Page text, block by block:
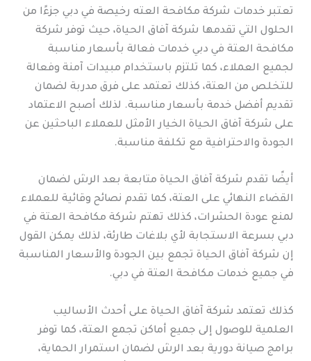
تعتبر خدمات شركة مكافحة العته رخيصة في دبي جزءًا من
الحلول التي تقدمها شركة آفاق الحياة، حيث توفر شركة
مكافحة العتة في دبي خدمات فعالة بأسعار مناسبة
لجميع العملاء، كما تلتزم باستخدام مبيدات آمنة وفعالة
للتخلص من العتة، كذلك تعتمد على فرق مدربة لضمان
تقديم أفضل خدمة بأسعار مناسبة. لذلك أصبح الاعتماد
على شركة آفاق الحياة الخيار الأمثل للعملاء الباحثين عن
الجودة والاحترافية مع تكلفة مناسبة.
أيضًا تقدم شركة آفاق الحياة متابعة بعد الرش لضمان
القضاء النهائي على العتة، كما تقدم نصائح وقائية للعملاء
لمنع عودة الحشرات، كذلك تهتم شركة مكافحة العتة في
دبي بسرعة الاستجابة لأي بلاغات طارئة، لذلك يمكن القول
إن شركة آفاق الحياة تجمع بين الجودة والأسعار المناسبة
في جميع خدمات مكافحة العتة في دبي.
كذلك تعتمد شركة آفاق الحياة على أحدث الأساليب
العلمية للوصول إلى جميع أماكن تجمع العتة، كما توفر
برامج صيانة دورية بعد الرش لضمان استمرار الحماية،